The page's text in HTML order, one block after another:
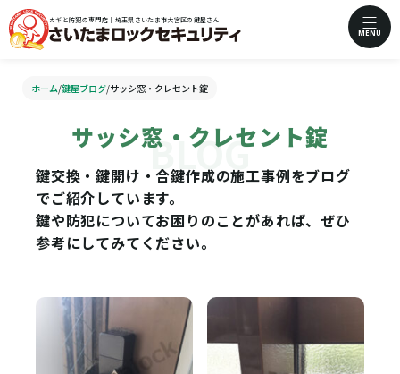
カギと防犯の専門店｜埼玉県さいたま市大宮区の鍵屋さん
MENU
ホーム/鍵屋ブログ/サッシ窓・クレセント錠
サッシ窓・クレセント錠
鍵交換・鍵開け・合鍵作成の施工事例をブログ
でご紹介しています。
鍵や防犯についてお困りのことがあれば、ぜひ
参考にしてみてください。